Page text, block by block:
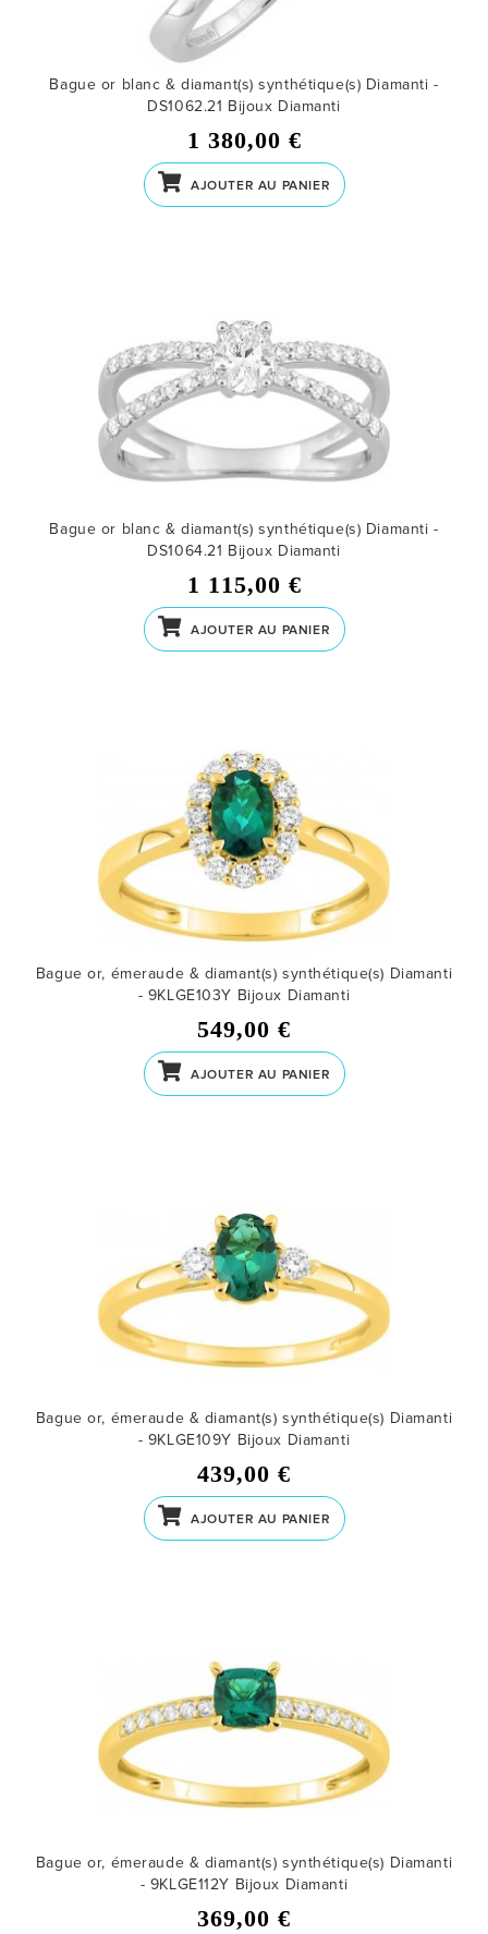
Bague or blanc & diamant(s) synthétique(s) Diamanti -
DS1062.21 Bijoux Diamanti
1 380,00 €
AJOUTER AU PANIER
Bague or blanc & diamant(s) synthétique(s) Diamanti -
DS1064.21 Bijoux Diamanti
1 115,00 €
AJOUTER AU PANIER
Bague or, émeraude & diamant(s) synthétique(s) Diamanti
- 9KLGE103Y Bijoux Diamanti
549,00 €
AJOUTER AU PANIER
Bague or, émeraude & diamant(s) synthétique(s) Diamanti
- 9KLGE109Y Bijoux Diamanti
439,00 €
AJOUTER AU PANIER
Bague or, émeraude & diamant(s) synthétique(s) Diamanti
- 9KLGE112Y Bijoux Diamanti
369,00 €